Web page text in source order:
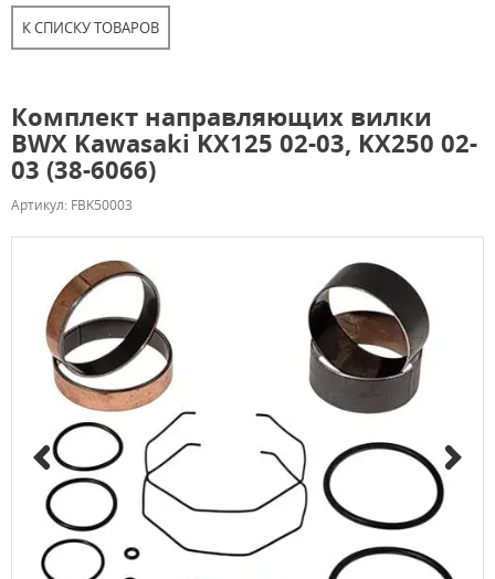
К СПИСКУ ТОВАРОВ
Комплект направляющих вилки
BWX Kawasaki KX125 02-03, KX250 02-
03 (38-6066)
Артикул: FBK50003